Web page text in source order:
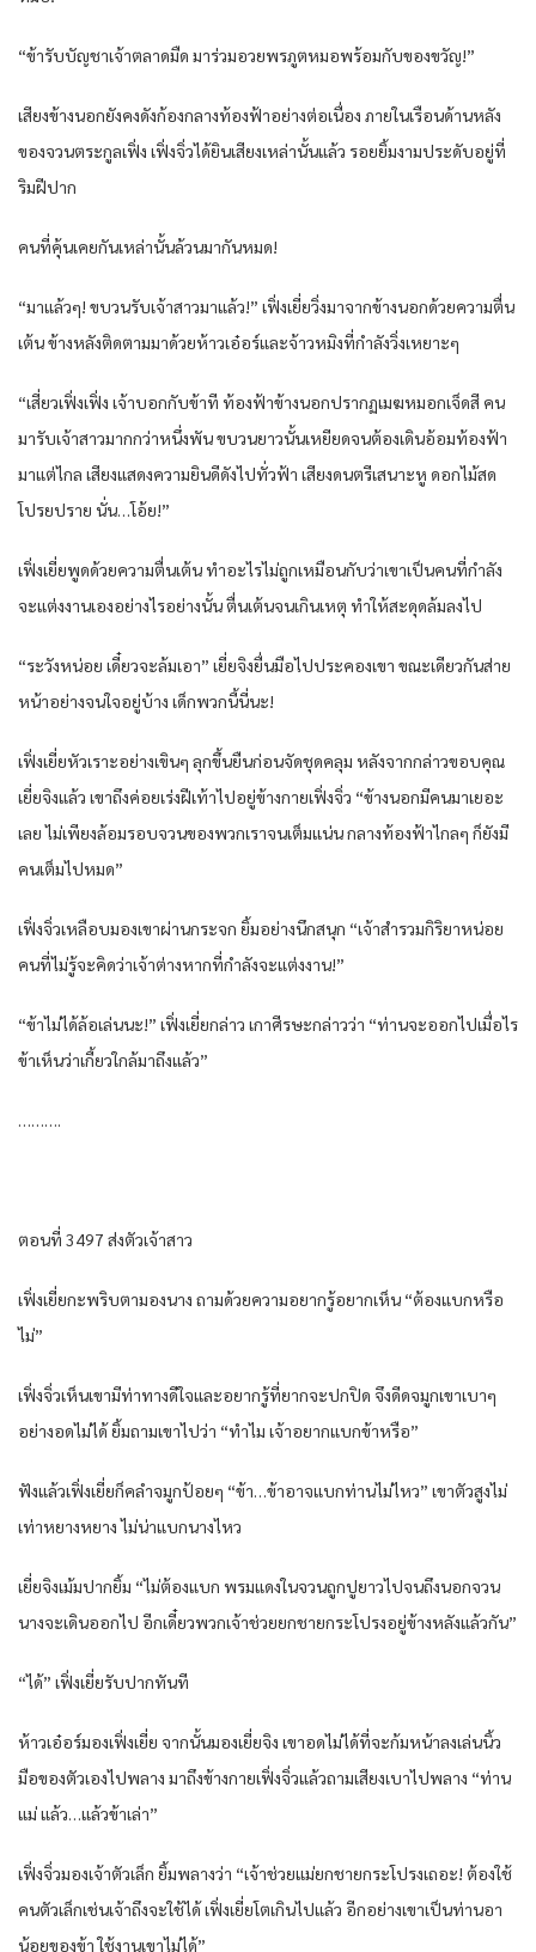
“ข้า​รับ​บัญชา​เจ้าตลาดมืด​ มาร่วม​อวยพร​ภูต​หมอ​พร้อมกับ​ของขวัญ​!”
เสียง​ข้างนอก​ยังคง​ดังก้อง​กลาง​ท้องฟ้า​อย่าง​ต่อเนื่อง​ ภายใน​เรือน​ด้านหลัง​
ของ​จวน​ตระกูล​เฟิ่ง เฟิ่งจิ่ว​ได้ยิน​เสียง​เหล่านั้น​แล้ว​ รอยยิ้ม​งามประดับ​อยู่​ที่​
ริมฝีปาก​
คน​ที่​คุ้นเคย​กัน​เหล่านั้น​ล้วน​มากัน​หมด​!
“มาแล้ว​ๆ! ขบวน​รับ​เจ้าสาว​มาแล้ว​!” เฟิ่งเยี่ย​วิ่ง​มาจาก​ข้างนอก​ด้วย​ความตื่น
เต้น​ ข้างหลัง​ติด​ตามมา​ด้วย​ห้าว​เอ๋อร์​และ​จ้าว​หมิง​ที่​กำลัง​วิ่งเหยาะๆ​
“เสี่ยว​เฟิ่งเฟิ่ง เจ้าบอก​กับ​ข้า​ที​ ท้องฟ้า​ข้างนอก​ปรากฏ​เมฆหมอก​เจ็ด​สี คน​
มารับ​เจ้าสาว​มากกว่า​หนึ่ง​พัน​ ขบวน​ยาว​นั้น​เหยียด​จน​ต้อง​เดิน​อ้อม​ท้องฟ้า​
มาแต่ไกล​ เสียง​แสดงความยินดี​ดัง​ไปทั่ว​ฟ้า เสียงดนตรี​เสนาะ​หู​ ดอกไม้สด​
โปรยปราย​ นั่น​…โอ้ย​!”
เฟิ่งเยี่ย​พูด​ด้วย​ความตื่นเต้น​ ทำ​อะไร​ไม่ถูก​เหมือนกับ​ว่า​เขา​เป็น​คน​ที่​กำลัง
จะ​แต่งงาน​เอง​อย่างไร​อย่างนั้น​ ตื่นเต้น​จน​เกิน​เหตุ​ ทำให้​สะดุด​ล้ม​ลง​ไป
“ระวัง​หน่อย​ เดี๋ยว​จะล้ม​เอา​” เยี่ย​จิงยื่นมือ​ไปประคอง​เขา​ ขณะเดียวกัน​ส่าย
หน้า​อย่าง​จนใจ​อยู่​บ้าง​ เด็ก​พวก​นี้​นี่​นะ​!
เฟิ่งเยี่ย​หัวเราะ​อย่าง​เขิน​ๆ ลุกขึ้น​ยืน​ก่อน​จัด​ชุด​คลุม​ หลังจาก​กล่าว​ขอบคุณ​
เยี่ย​จิงแล้ว​ เขา​ถึงค่อย​เร่งฝีเท้า​ไปอยู่​ข้าง​กาย​เฟิ่งจิ่ว​ “ข้างนอก​มีคน​มาเยอะ​
เลย​ ไม่เพียง​ล้อมรอบ​จวน​ของ​พวกเรา​จน​เต็ม​แน่น​ กลาง​ท้องฟ้า​ไกลๆ​ ก็​ยังมี​
คน​เต็มไปหมด​”
เฟิ่งจิ่ว​เหลือบมอง​เขา​ผ่าน​กระจก​ ยิ้ม​อย่าง​นึก​สนุก​ “เจ้าสำรวม​กิริยา​หน่อย​
คน​ที่​ไม่รู้​จะคิด​ว่า​เจ้าต่างหาก​ที่​กำลังจะ​แต่งงาน​!”
“ข้า​ไม่ได้​ล้อเล่น​นะ​!” เฟิ่งเยี่ย​กล่าว​ เกา​ศีรษะ​กล่าวว่า​ “ท่าน​จะออก​ไปเมื่อไร​
ข้า​เห็น​ว่า​เกี้ยว​ใกล้​มาถึงแล้ว​”
……….
ตอนที่​ 3497 ส่งตัว​เจ้าสาว​
เฟิ่งเยี่ย​กะพริบตา​มอง​นาง​ ถามด้วย​ความ​อยากรู้อยากเห็น​ “ต้อง​แบก​หรือ
ไม่​”
เฟิ่งจิ่ว​เห็น​เขา​มีท่าทาง​ดีใจ​และ​อยากรู้​ที่​ยาก​จะปกปิด​ จึงดีด​จมูก​เขา​เบา​ๆ
อย่า​งอด​ไม่ได้​ ยิ้ม​ถามเขา​ไปว่า​ “ทำไม​ เจ้าอยาก​แบก​ข้า​หรือ​”
ฟังแล้ว​เฟิ่งเยี่ย​ก็​คลำ​จมูก​ป้อย​ๆ “ข้า​…ข้า​อาจ​แบก​ท่าน​ไม่ไหว​” เขา​ตัว​สูงไม่
เท่า​หยาง​หยาง​ ไม่น่า​แบก​นาง​ไหว​
เยี่ย​จิงเม้มปาก​ยิ้ม​ “ไม่ต้อง​แบก​ พรม​แดง​ใน​จวน​ถูก​ปูยาว​ไปจนถึง​นอก​จวน​
นาง​จะเดิน​ออก​ไป อีก​เดี๋ยว​พวก​เจ้าช่วย​ยก​ชายกระโปรง​อยู่​ข้างหลัง​แล้วกัน​”
“ได้​” เฟิ่งเยี่ย​รับปาก​ทันที​
ห้าว​เอ๋อร์​มอง​เฟิ่งเยี่ย​ จากนั้น​มอง​เยี่ย​จิง เขา​อด​ไม่ได้​ที่จะ​ก้มหน้า​ลง​เล่น​นิ้ว
มือ​ของ​ตัวเอง​ไปพลาง​ มาถึงข้าง​กาย​เฟิ่งจิ่ว​แล้ว​ถามเสียง​เบา​ไปพลาง​ “ท่าน​
แม่ แล้ว​…แล้ว​ข้า​เล่า​”
เฟิ่งจิ่ว​มอง​เจ้าตัวเล็ก​ ยิ้ม​พลาง​ว่า​ “เจ้าช่วย​แม่ยก​ชายกระโปรง​เถอะ​! ต้อง​ใช้
คน​ตัวเล็ก​เช่น​เจ้าถึงจะใช้ได้​ เฟิ่งเยี่ย​โต​เกินไป​แล้ว​ อีก​อย่าง​เขา​เป็น​ท่าน​อา​
น้อย​ของ​ข้า​ ใช้งาน​เขา​ไม่ได้​”